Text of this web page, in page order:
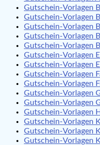
Gutschein-Vorlagen
Gutschein-Vorlagen
Gutschein-Vorlagen
Gutschein-Vorlagen
Gutschein-Vorlagen
Gutschein-Vorlagen
Gutschein-Vorlagen
Gutschein-Vorlagen
Gutschein-Vorlagen
Gutschein-Vorlagen
Gutschein-Vorlagen
Gutschein-Vorlagen
Gutschein-Vorlagen
Gutschein-Vorlagen
Gutschein-Vorlagen